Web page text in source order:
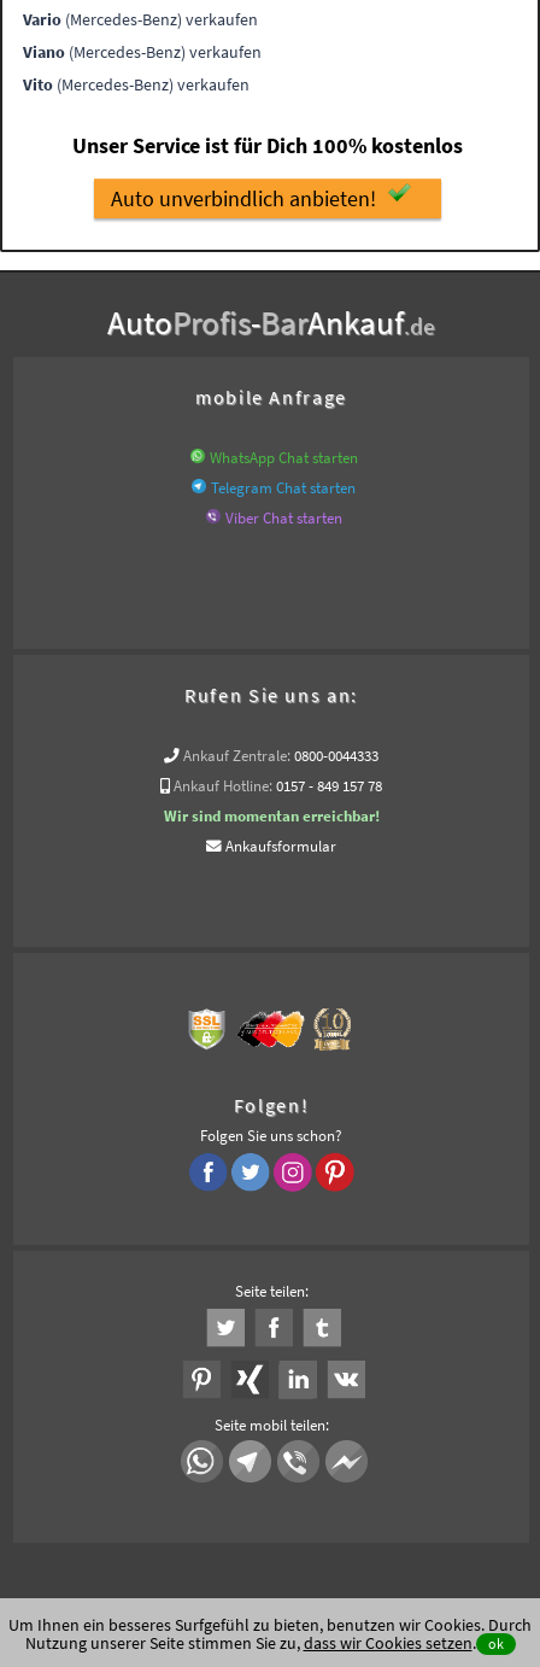
Vario (Mercedes-Benz) verkaufen
Viano (Mercedes-Benz) verkaufen
Vito (Mercedes-Benz) verkaufen
Unser Service ist für Dich 100% kostenlos
Auto unverbindlich anbieten!
AutoProfis-BarAnkauf.de
mobile Anfrage
WhatsApp Chat starten
Telegram Chat starten
Viber Chat starten
Rufen Sie uns an:
Ankauf Zentrale: 0800-0044333
Ankauf Hotline: 0157 - 849 157 78
Wir sind momentan erreichbar!
Ankaufsformular
Folgen!
Folgen Sie uns schon?
Seite teilen:
Seite mobil teilen:
Um Ihnen ein besseres Surfgefühl zu bieten, benutzen wir Cookies. Durch
Nutzung unserer Seite stimmen Sie zu,dass wir Cookies setzen. ok